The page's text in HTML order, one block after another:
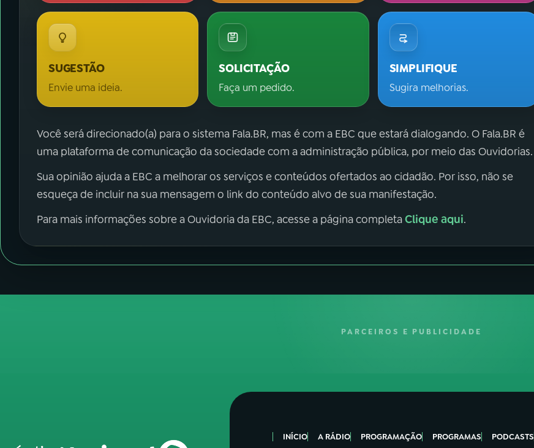
SUGESTÃO
Envie uma ideia.
SOLICITAÇÃO
Faça um pedido.
SIMPLIFIQUE
Sugira melhorias.
Você será direcionado(a) para o sistema Fala.BR, mas é com a EBC que estará dialogando. O Fala.BR é
uma plataforma de comunicação da sociedade com a administração pública, por meio das Ouvidorias.
Sua opinião ajuda a EBC a melhorar os serviços e conteúdos ofertados ao cidadão. Por isso, não se
esqueça de incluir na sua mensagem o link do conteúdo alvo de sua manifestação.
Para mais informações sobre a Ouvidoria da EBC, acesse a página completaClique aqui.
PARCEIROS E PUBLICIDADE
INÍCIO A RÁDIO PROGRAMAÇÃO PROGRAMAS PODCASTS